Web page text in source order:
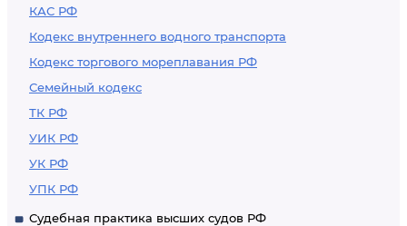
КАС РФ
Кодекс внутреннего водного транспорта
Кодекс торгового мореплавания РФ
Семейный кодекс
ТК РФ
УИК РФ
УК РФ
УПК РФ
Судебная практика высших судов РФ